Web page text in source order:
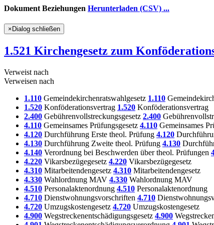
Dokument Beziehungen Herunterladen (CSV) ...
× Dialog schließen
1.521 Kirchengesetz zum
Verweist nach
Verweisen nach
1.110 Gemeindekirchenratswahlgesetz 1.110
1.520 Konföderationsvertrag 1.520 Konföderationsvertrag
2.400 Gebührenvollstreckungsgesetz 2.400
4.110 Gemeinsames Prüfungsgesetz 4.110 Gemeinsames
4.120 Durchführung Erste theol. Prüfung 4.120
4.130 Durchführung Zweite theol. Prüfung 4.130
4.140 Verordnung bei Beschwerden über theol. Prüfungen
4.220 Vikarsbezügegesetz 4.220 Vikarsbezügegesetz
4.310 Mitarbeitendengesetz 4.310 Mitarbeitendengesetz
4.330 Wahlordnung MAV 4.330 Wahlordnung MAV
4.510 Personalaktenordnung 4.510 Personalaktenordnung
4.710 Dienstwohnungsvorschriften 4.710
4.720 Umzugskostengesetz 4.720 Umzugskostengesetz
4.900 Wegstreckenentschädigungsgesetz 4.900